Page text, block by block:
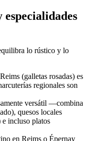
lo rústico y lo
(galletas rosadas) es
regionales son
versátil —combina
quesos locales
e incluso platos
en Reims o Épernay